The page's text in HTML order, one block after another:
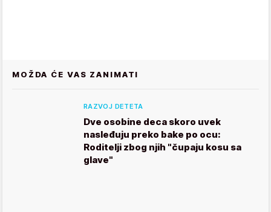
MOŽDA ĆE VAS ZANIMATI
RAZVOJ DETETA
Dve osobine deca skoro uvek
nasleđuju preko bake po ocu:
Roditelji zbog njih "čupaju kosu sa
glave"